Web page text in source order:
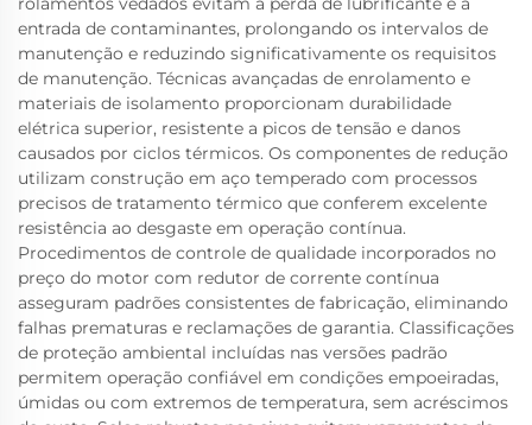
entrada de contaminantes, prolongando os intervalos de
manutenção e reduzindo significativamente os requisitos
de manutenção. Técnicas avançadas de enrolamento e
materiais de isolamento proporcionam durabilidade
elétrica superior, resistente a picos de tensão e danos
causados por ciclos térmicos. Os componentes de redução
utilizam construção em aço temperado com processos
precisos de tratamento térmico que conferem excelente
resistência ao desgaste em operação contínua.
Procedimentos de controle de qualidade incorporados no
preço do motor com redutor de corrente contínua
asseguram padrões consistentes de fabricação, eliminando
falhas prematuras e reclamações de garantia. Classificações
de proteção ambiental incluídas nas versões padrão
permitem operação confiável em condições empoeiradas,
úmidas ou com extremos de temperatura, sem acréscimos